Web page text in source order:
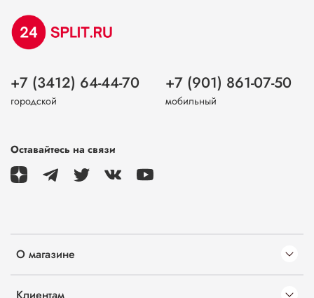
О магазине
+7 (3412) 64-44-70
городской
+7 (901) 861-07-50
мобильный
Оставайтесь на связи